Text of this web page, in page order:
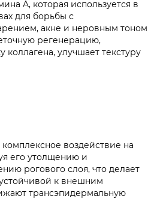
A, которая используется в
для борьбы с
акне и неровным тоном
регенерацию,
коллагена, улучшает текстуру
воздействие на
его утолщению и
рогового слоя, что делает
к внешним
трансэпидермальную